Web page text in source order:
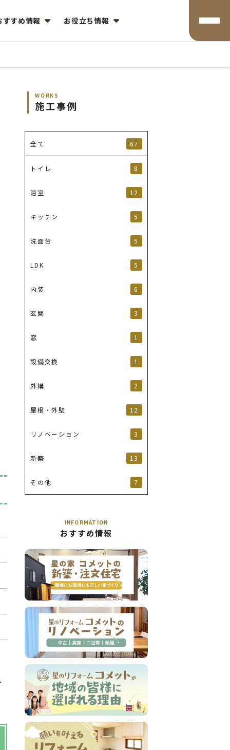
すすめ情報 お役立ち情報
WORKS
施工事例
全て 67
トイレ 8
浴室 12
キッチン 5
洗面台 5
LDK 5
内装 6
玄関 3
窓 1
設備交換 1
外構 2
屋根・外壁 12
リノベーション 3
新築 13
その他 7
INFORMATION
おすすめ情報